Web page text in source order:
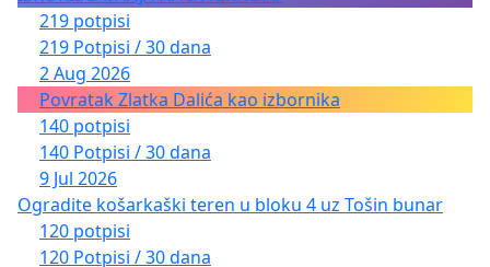
219 potpisi
219 Potpisi / 30 dana
2 Aug 2026
Povratak Zlatka Dalića kao izbornika
140 potpisi
140 Potpisi / 30 dana
9 Jul 2026
Ogradite košarkaški teren u bloku 4 uz Tošin bunar
120 potpisi
120 Potpisi / 30 dana